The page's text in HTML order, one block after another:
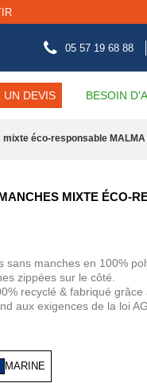
05 57 19 68 88
UN DEVIS BESOIN
éco-responsable MALMA
MIXTE ÉCO-
sans manches en 100%
zippées sur le côté.
recyclé & fabriqué
aux exigences de la loi
MARINE